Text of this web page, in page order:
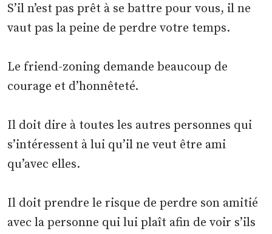
S’il n’est pas prêt à se battre pour vous, il ne
vaut pas la peine de perdre votre temps.
Le friend-zoning demande beaucoup de
courage et d’honnêteté.
Il doit dire à toutes les autres personnes qui
s’intéressent à lui qu’il ne veut être ami
qu’avec elles.
Il doit prendre le risque de perdre son amitié
avec la personne qui lui plaît afin de voir s’ils